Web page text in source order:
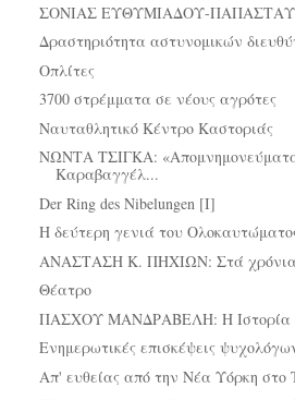
ΣΟΝΙΑΣ ΕΥΘΥΜΙΑΔΟΥ-
Δραστηριότητα αστυνομικών
Οπλίτες
3700 στρέμματα σε νέους αγρότες
Ναυταθλητικό Κέντρο Καστοριάς
ΝΩΝΤΑ ΤΣΙΓΚΑ:
Καραβαγγέλ...
Der Ring des Nibelungen [I]
Η δεύτερη γενιά του
ΑΝΑΣΤΑΣΗ Κ. ΠΗΧΙΩΝ: Στά χρόνια
Θέατρο
ΠΑΣΧΟΥ ΜΑΝΔΡΑΒΕΛΗ: Η Ιστορία
Ενημερωτικές επισκέψεις
Απ' ευθείας από την Νέα Υόρκη στο